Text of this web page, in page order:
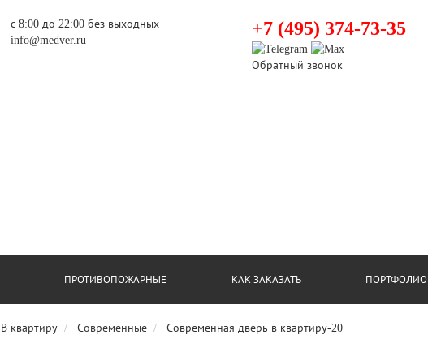
с 8:00 до 22:00 без выходных
info@medver.ru
+7 (495) 374-73-35
Обратный звонок
ПРОТИВОПОЖАРНЫЕ КАК ЗАКАЗАТЬ ПОРТФОЛИО
В квартиру Современные Современная дверь в квартиру-20